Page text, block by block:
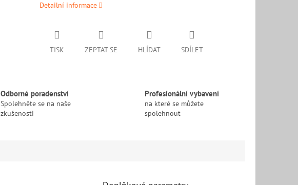
Detailní informace
TISK ZEPTAT SE HLÍDAT SDÍLET
Odborné poradenství
Spolehněte se na naše
zkušenosti
Profesionální vybavení
na které se můžete
spolehnout